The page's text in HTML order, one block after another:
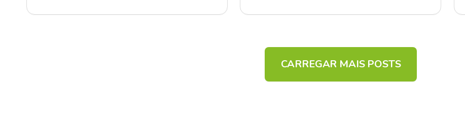
CARREGAR MAIS POSTS